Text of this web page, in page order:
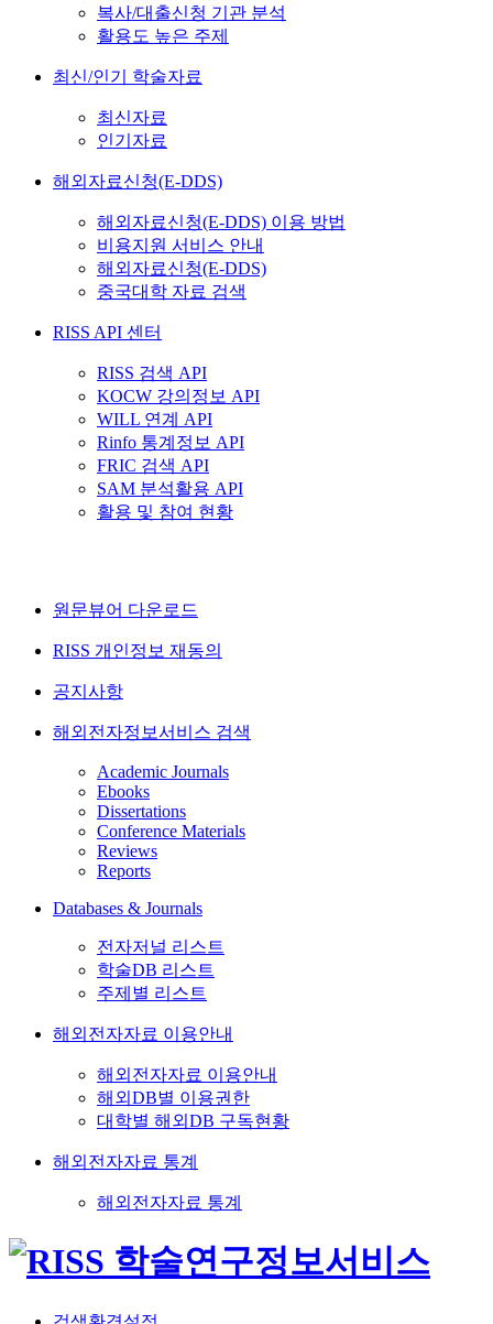
복사/대출신청 기관 분석
활용도 높은 주제
최신/인기 학술자료
최신자료
인기자료
해외자료신청(E-DDS)
해외자료신청(E-DDS) 이용 방법
비용지원 서비스 안내
해외자료신청(E-DDS)
중국대학 자료 검색
RISS API 센터
RISS 검색 API
KOCW 강의정보 API
WILL 연계 API
Rinfo 통계정보 API
FRIC 검색 API
SAM 분석활용 API
활용 및 참여 현황
원문뷰어 다운로드
RISS 개인정보 재동의
공지사항
해외전자정보서비스 검색
Academic Journals
Ebooks
Dissertations
Conference Materials
Reviews
Reports
Databases & Journals
전자저널 리스트
학술DB 리스트
주제별 리스트
해외전자자료 이용안내
해외전자자료 이용안내
해외DB별 이용권한
대학별 해외DB 구독현황
해외전자자료 통계
해외전자자료 통계